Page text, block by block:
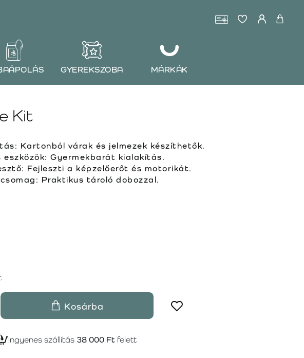
GYEREKSZOBA MÁRKÁK
Kit
Kartonból várak és jelmezek készíthetők.
Gyermekbarát kialakítás.
Fejleszti a képzelőerőt és motorikát.
Praktikus tároló dobozzal.
Kosárba
Ingyenes szállítás 38 000 Ft felett